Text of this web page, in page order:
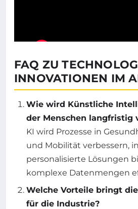
FAQ ZU
INNOVATIONEN IM
Wie wird Künstliche
der Menschen langfristig
KI wird Prozesse in
und Mobilität verbessern,
personalisierte Lösungen
komplexe Datenmengen
Welche Vorteile bringt die
für die Industrie?